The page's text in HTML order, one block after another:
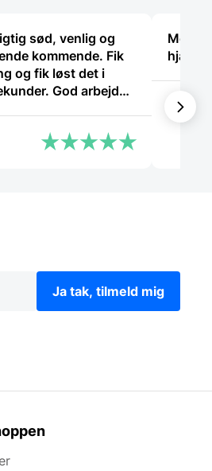
sød, venlig og
kommende. Fik
og fik løst det i
God arbejde
Meget
Steffen
Ja tak, tilmeld mig